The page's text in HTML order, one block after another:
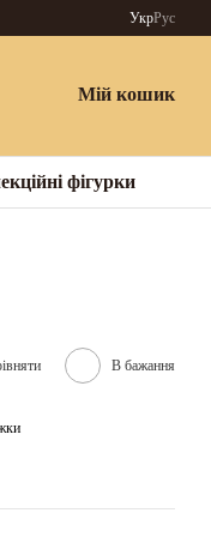
УкрРус
Мій кошик
фігурки
В бажання